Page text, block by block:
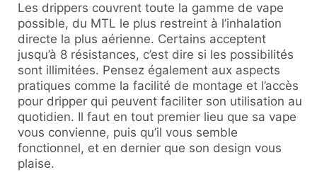
Les drippers couvrent toute la gamme de vape
possible, du MTL le plus restreint à l’inhalation
directe la plus aérienne. Certains acceptent
jusqu’à 8 résistances, c’est dire si les possibilités
sont illimitées. Pensez également aux aspects
pratiques comme la facilité de montage et l’accès
pour dripper qui peuvent faciliter son utilisation au
quotidien. Il faut en tout premier lieu que sa vape
vous convienne, puis qu’il vous semble
fonctionnel, et en dernier que son design vous
plaise.